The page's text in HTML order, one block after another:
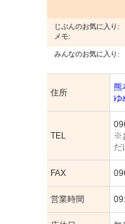
じぶんのお気に入り:
メモ:
みんなのお気に入り:
住所
熊
ゆ
TEL
※
だ
FAX
営業時間